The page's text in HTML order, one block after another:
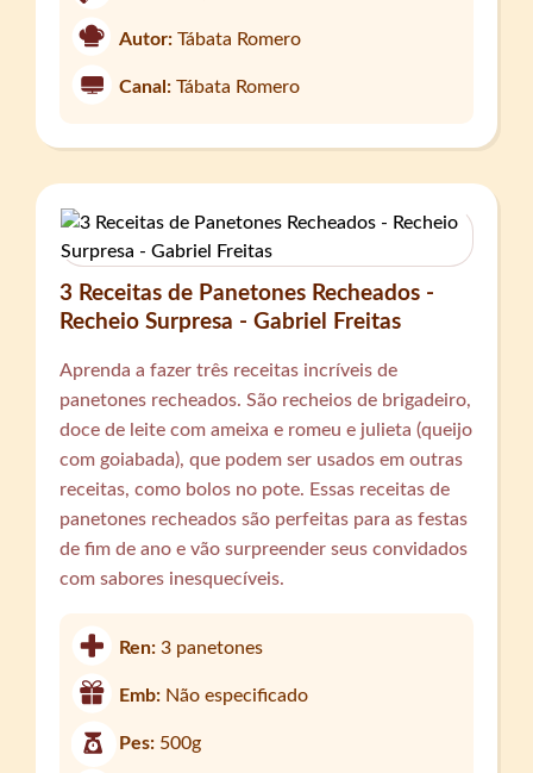
Autor: Tábata Romero
Canal: Tábata Romero
3 Receitas de Panetones Recheados -
Recheio Surpresa - Gabriel Freitas
Aprenda a fazer três receitas incríveis de
panetones recheados. São recheios de brigadeiro,
doce de leite com ameixa e romeu e julieta (queijo
com goiabada), que podem ser usados em outras
receitas, como bolos no pote. Essas receitas de
panetones recheados são perfeitas para as festas
de fim de ano e vão surpreender seus convidados
com sabores inesquecíveis.
Ren:3 panetones
Emb: Não especificado
Pes: 500g